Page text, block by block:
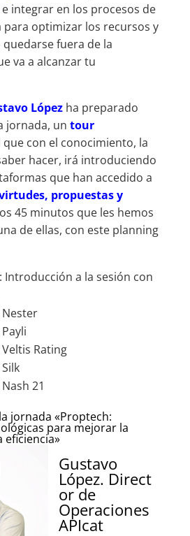
integrar en los procesos de
para optimizar los recursos y
fuera de la
va a alcanzar tu
Lópezha preparado
jornada, un tour
que con el conocimiento, la
hacer, irá introduciendo
que han accedido a
propuestas y
45 minutos que les hemos
de ellas, con este planning
Introducción a la sesión con
Nester
Veltis Rating
21
jornada «Proptech:
para mejorar la
eficiencia»
Gustavo
López. Direct
or de
Operaciones
APIcat